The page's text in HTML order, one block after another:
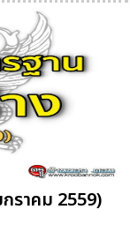
ราคม 2559)